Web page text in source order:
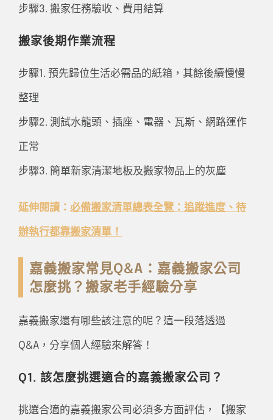
步驟3. 搬家任務驗收、費用結算
搬家後期作業流程
步驟1. 預先歸位生活必需品的紙箱，其餘後續慢慢
整理
步驟2. 測試水龍頭、插座、電器、瓦斯、網路運作
正常
步驟3. 簡單新家清潔地板及搬家物品上的灰塵
延伸閱讀： 必備搬家清單總表全覽：追蹤進度、待
辦執行都靠搬家清單！
嘉義搬家常見Q&A：嘉義搬家公司
怎麼挑？搬家老手經驗分享
嘉義搬家還有哪些該注意的呢？這一段落透過
Q&A，分享個人經驗來解答！
Q1. 該怎麼挑選適合的嘉義搬家公司？
挑選合適的嘉義搬家公司必須多方面評估，【搬家